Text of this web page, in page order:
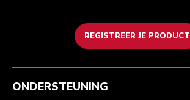
REGISTREER JE PRODUCT
Health check
Je bestelling volgen
Garantie en documenten
Algemene voorwaarden
Retournering en terugbetaling
Imprint
Het merk
Zoek een winkel
ONDERSTEUNING